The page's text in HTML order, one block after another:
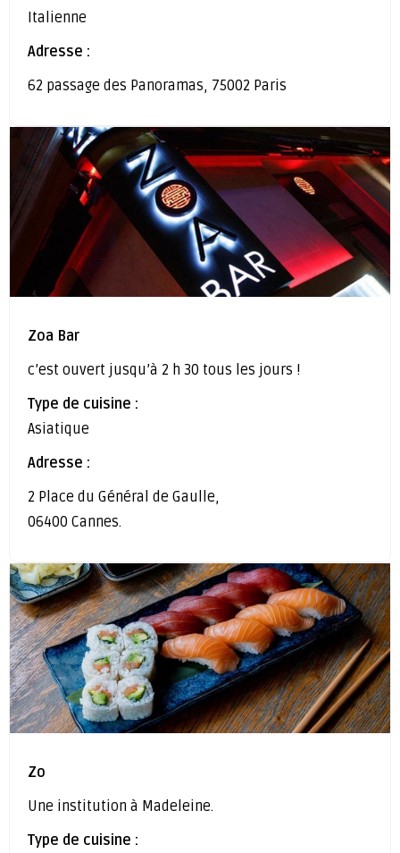
Italienne
Adresse :
62 passage des Panoramas, 75002 Paris
Zoa Bar
c’est ouvert jusqu’à 2 h 30 tous les jours !
Type de cuisine :
Asiatique
Adresse :
2 Place du Général de Gaulle,
06400 Cannes.
Zo
Une institution à Madeleine.
Type de cuisine :